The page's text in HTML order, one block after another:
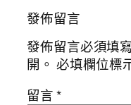
發佈留言
發佈留言必須填
開。 必填欄位標
留言*